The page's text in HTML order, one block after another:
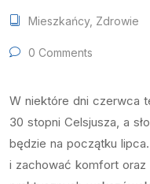
Mieszkańcy, Zdrowie
0 Comments
W niektóre dni czerwca
30 stopni Celsjusza, a
będzie na początku
i zachować komfort